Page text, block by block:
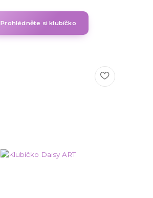
Prohlédněte si klubíčko